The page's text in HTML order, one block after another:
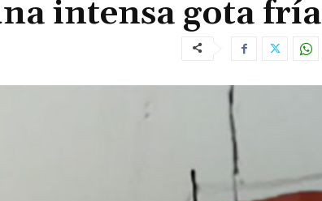
intensa gota fría